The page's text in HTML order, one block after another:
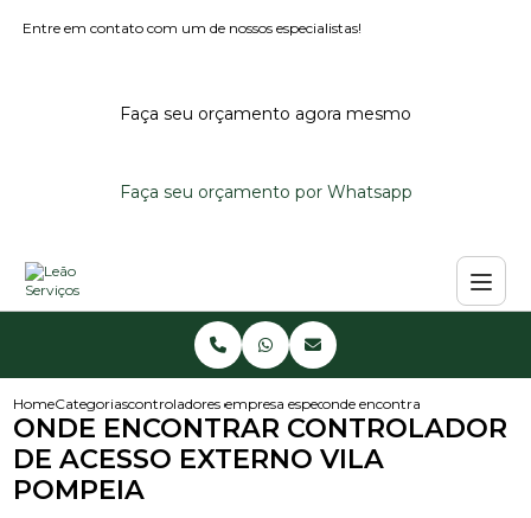
Entre em contato com um de nossos especialistas!
Faça seu orçamento agora mesmo
Faça seu orçamento por Whatsapp
HomeCategoriascontroladores de acessoempresa especialista em controlador de
onde encontrar controlador
ONDE ENCONTRAR CONTROLADOR
DE ACESSO EXTERNO VILA
POMPEIA